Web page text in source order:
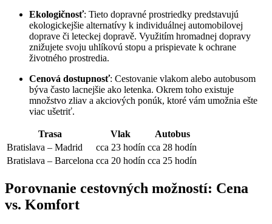
Ekologičnosť: Tieto dopravné prostriedky predstavujú
ekologickejšie alternatívy k individuálnej automobilovej
doprave či leteckej dopravě. Využitím hromadnej dopravy
znižujete svoju uhlíkovú stopu a prispievate k ochrane
životného prostredia.
Cenová dostupnosť: Cestovanie vlakom alebo autobusom
býva často lacnejšie ako letenka. Okrem toho existuje
množstvo zliav a akciových ponúk, ktoré vám umožnia ešte
viac ušetriť.
Trasa Vlak
Autobus
Bratislava – Madrid
cca 23 hodín cca 28 hodín
Bratislava – Barcelona cca 20 hodín cca 25 hodín
Porovnanie cestovných možností: Cena
vs. Komfort